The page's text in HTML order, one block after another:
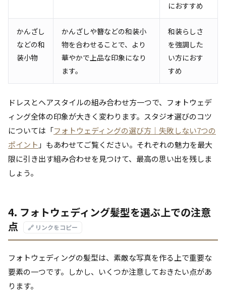
におすすめ
かんざし
などの和
装小物
かんざしや簪などの和装小
物を合わせることで、より
華やかで上品な印象になり
ます。
和装らしさ
を強調した
い方におす
すめ
ドレスとヘアスタイルの組み合わせ方一つで、フォトウェデ
ィング全体の印象が大きく変わります。スタジオ選びのコツ
については「フォトウェディングの選び方｜失敗しない7つの
ポイント 」もあわせてご覧ください。それぞれの魅力を最大
限に引き出す組み合わせを見つけて、最高の思い出を残しま
しょう。
4. フォトウェディング髪型を選ぶ上での注意
点
🔗 リンクをコピー
フォトウェディングの髪型は、素敵な写真を作る上で重要な
要素の一つです。しかし、いくつか注意しておきたい点があ
ります。